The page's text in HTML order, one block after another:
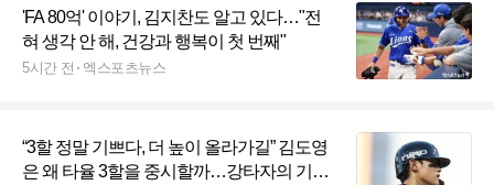
'FA 80억' 이야기, 김지찬도 알고 있다…"전
혀 생각 안 해, 건강과 행복이 첫 번째"
5시간 전 엑스포츠뉴스
“3할 정말 기쁘다, 더 높이 올라가길” 김도영
은 왜 타율 3할을 중시할까…강타자의 기본